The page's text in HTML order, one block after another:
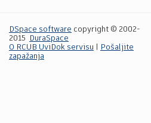
DSpace software copyright © 2002-
2015
DuraSpace
O RCUB UviDok servisu
Pošaljite
zapažanja